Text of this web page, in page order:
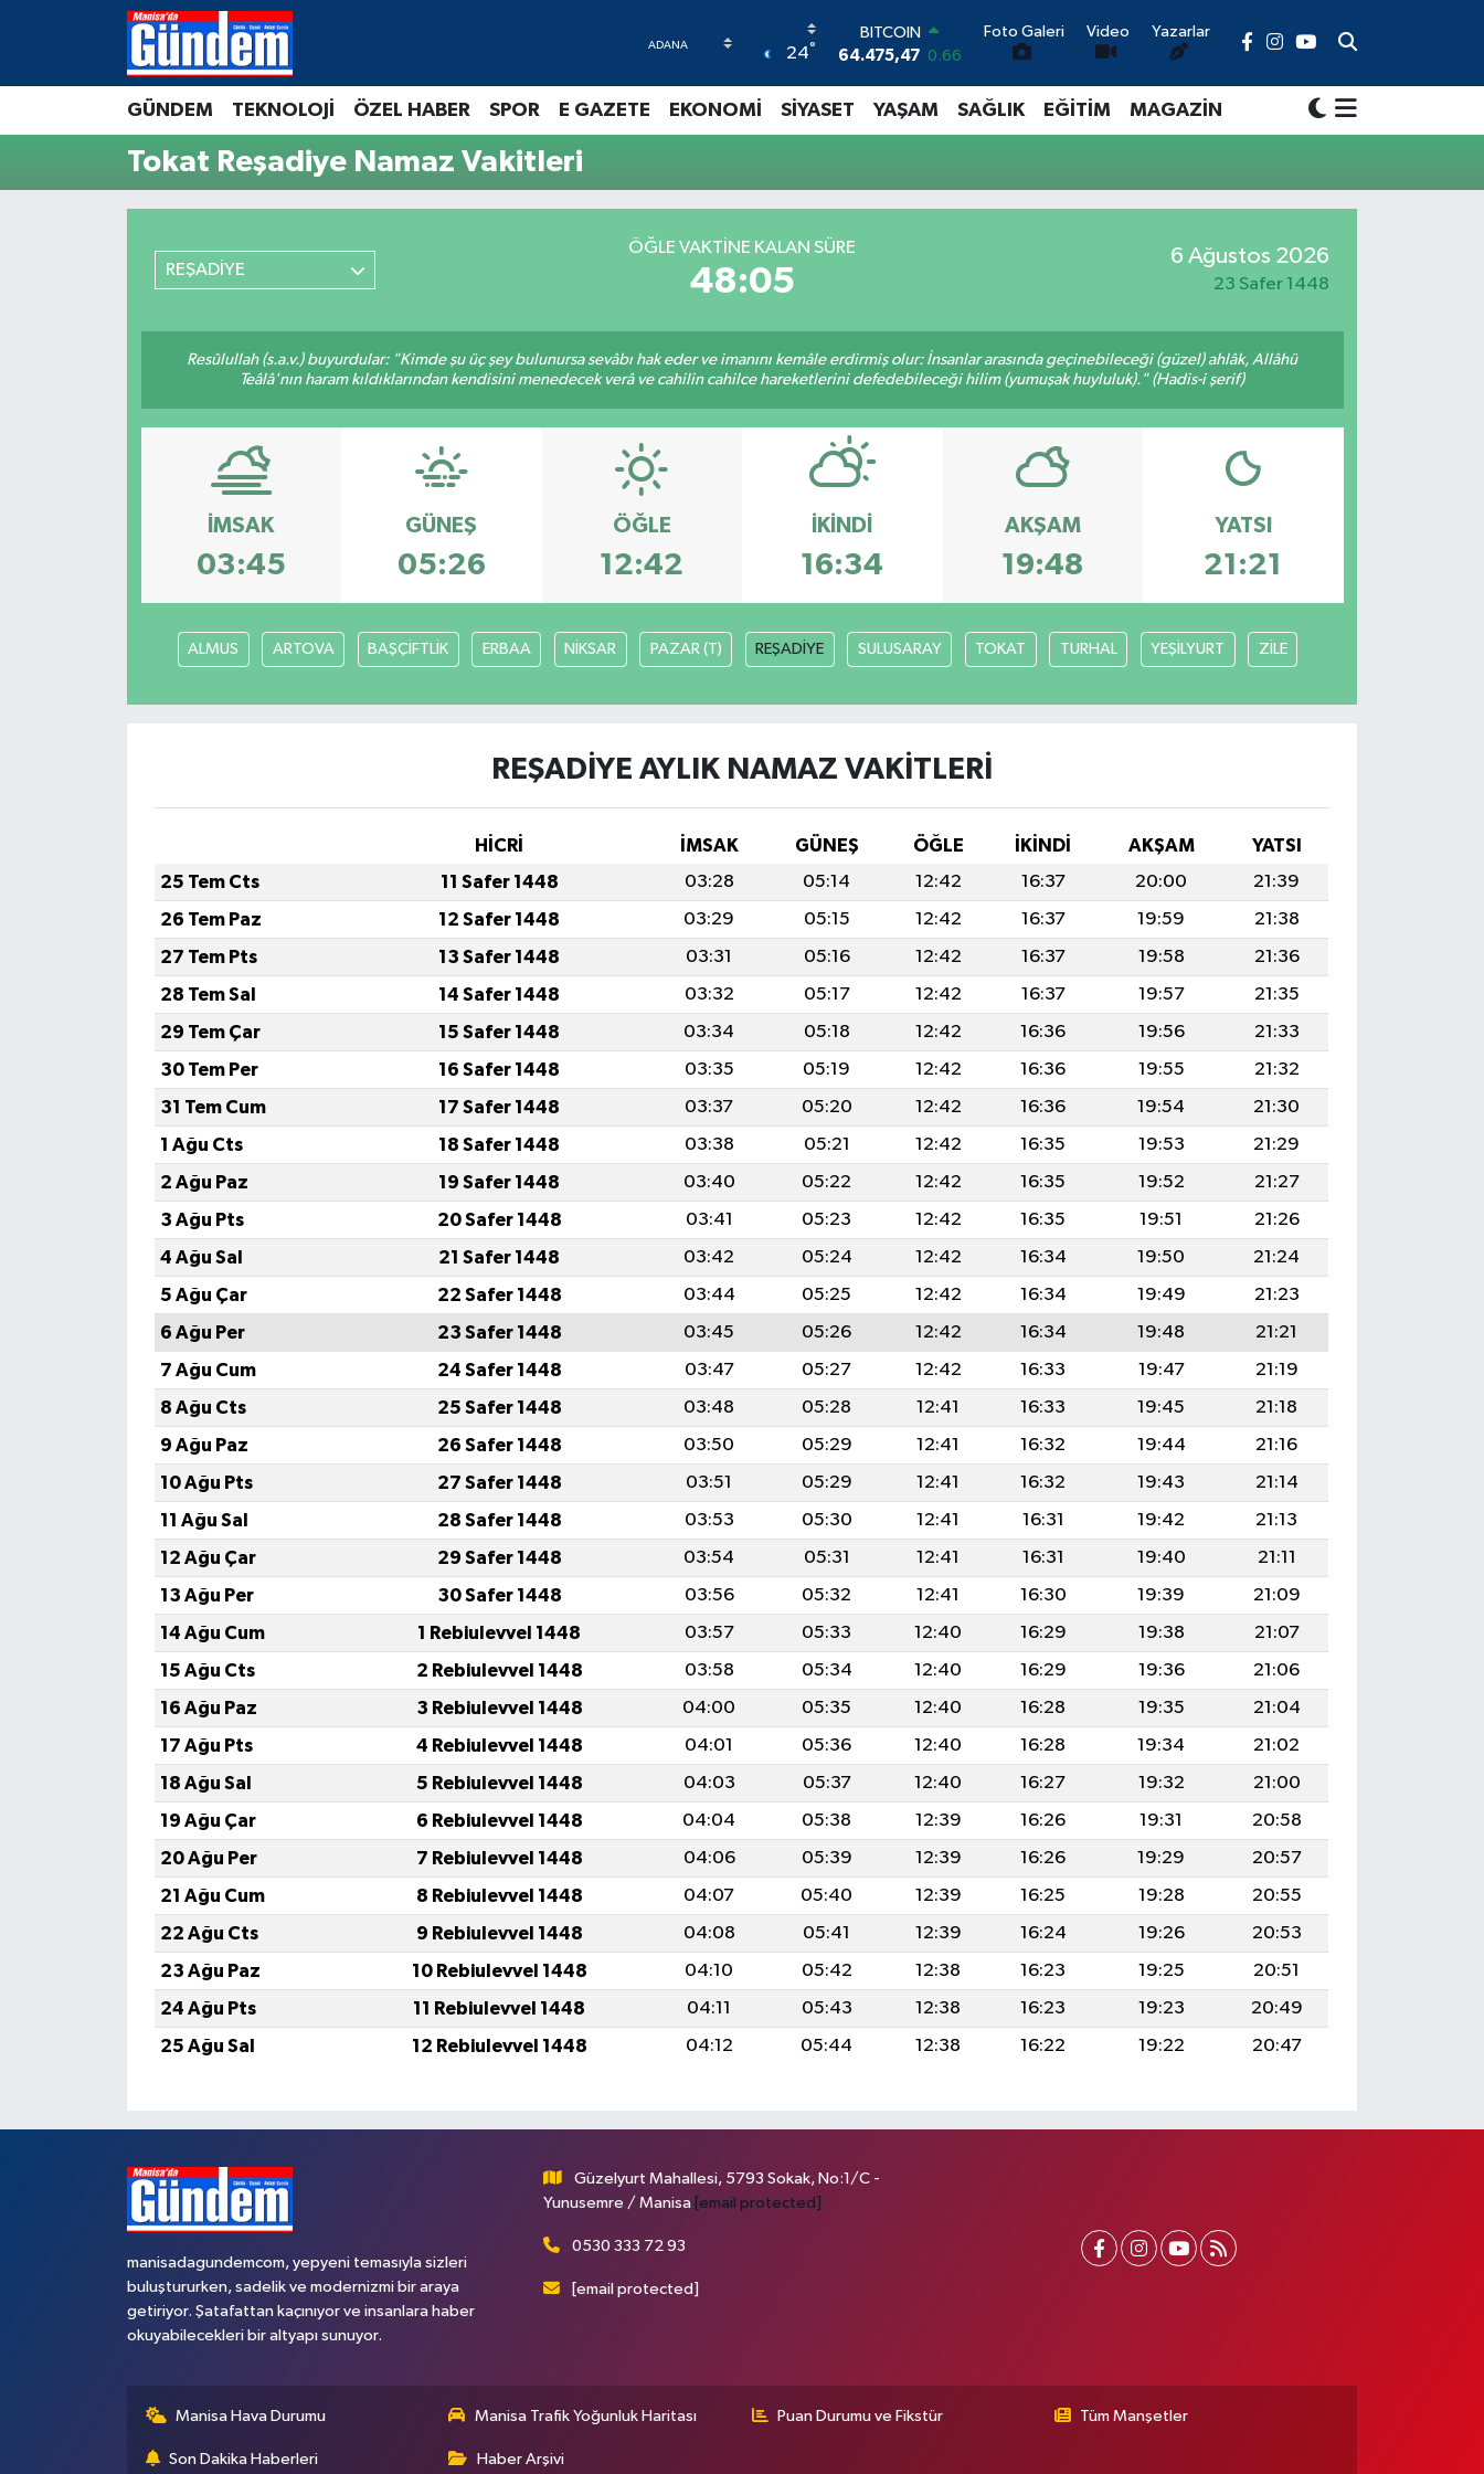
24°
BITCOIN
64.475,47 0.66
47,5971 0.05
64,2534 0.22
6527.85
Foto Galeri Video Yazarlar
GÜNDEM TEKNOLOJİ ÖZEL HABER SPOR E GAZETE EKONOMİ SİYASET YAŞAM SAĞLIK EĞİTİM MAGAZİN
Tokat Reşadiye Namaz Vakitleri
REŞADİYE
ÖĞLE VAKTINE KALAN SÜRE
48:04
6 Ağustos 2026
23 Safer 1448
Resûlullah (s.a.v.) buyurdular: "Kimde şu üç şey bulunursa sevâbı hak eder ve imanını kemâle erdirmiş olur: İnsanlar arasında geçinebileceği (güzel) ahlâk, Allâhü
Teâlâ'nın haram kıldıklarından kendisini menedecek verâ ve cahilin cahilce hareketlerini defedebileceği hilim (yumuşak huyluluk)." (Hadis-i şerif)
İMSAK
03:45
GÜNEŞ
05:26
ÖĞLE
12:42
İKINDI
16:34
AKŞAM
19:48
YATSI
21:21
ALMUS ARTOVA BAŞÇİFTLİK ERBAA NİKSAR PAZAR (T) REŞADİYE SULUSARAY TOKAT TURHAL YEŞİLYURT ZİLE
REŞADİYE AYLIK NAMAZ VAKITLERI
HİCRİ İMSAK GÜNEŞ ÖĞLE İKINDI AKŞAM
YATSI
25 Tem Cts
11 Safer 1448 03:28 05:14 12:42 16:37 20:00
21:39
26 Tem Paz
12 Safer 1448 03:29 05:15 12:42 16:37 19:59
21:38
27 Tem Pts
13 Safer 1448 03:31 05:16 12:42 16:37 19:58
21:36
28 Tem Sal
14 Safer 1448 03:32 05:17 12:42 16:37 19:57
21:35
29 Tem Çar
15 Safer 1448 03:34 05:18 12:42 16:36 19:56
21:33
30 Tem Per
16 Safer 1448 03:35 05:19 12:42 16:36 19:55
21:32
31 Tem Cum
17 Safer 1448 03:37 05:20 12:42 16:36 19:54
21:30
1 Ağu Cts
18 Safer 1448 03:38 05:21 12:42 16:35 19:53
21:29
2 Ağu Paz
19 Safer 1448 03:40 05:22 12:42 16:35 19:52
21:27
3 Ağu Pts
20 Safer 1448 03:41 05:23 12:42 16:35 19:51
21:26
4 Ağu Sal
21 Safer 1448 03:42 05:24 12:42 16:34 19:50
21:24
5 Ağu Çar
22 Safer 1448 03:44 05:25 12:42 16:34 19:49
21:23
6 Ağu Per
23 Safer 1448 03:45 05:26 12:42 16:34 19:48
21:21
7 Ağu Cum
24 Safer 1448 03:47 05:27 12:42 16:33 19:47
21:19
8 Ağu Cts
25 Safer 1448 03:48 05:28 12:41 16:33 19:45
21:18
9 Ağu Paz
26 Safer 1448 03:50 05:29 12:41 16:32 19:44
21:16
10 Ağu Pts
27 Safer 1448 03:51 05:29 12:41 16:32 19:43
21:14
11 Ağu Sal
28 Safer 1448 03:53 05:30 12:41 16:31 19:42
21:13
12 Ağu Çar
29 Safer 1448 03:54 05:31 12:41 16:31 19:40
21:11
13 Ağu Per
30 Safer 1448 03:56 05:32 12:41 16:30 19:39
21:09
14 Ağu Cum
1 Rebiulevvel 1448 03:57 05:33 12:40 16:29 19:38
21:07
15 Ağu Cts
2 Rebiulevvel 1448 03:58 05:34 12:40 16:29 19:36
21:06
16 Ağu Paz
3 Rebiulevvel 1448 04:00 05:35 12:40 16:28 19:35
21:04
17 Ağu Pts
4 Rebiulevvel 1448 04:01 05:36 12:40 16:28 19:34
21:02
18 Ağu Sal
5 Rebiulevvel 1448 04:03 05:37 12:40 16:27 19:32
21:00
19 Ağu Çar
6 Rebiulevvel 1448 04:04 05:38 12:39 16:26 19:31
20:58
20 Ağu Per
7 Rebiulevvel 1448 04:06 05:39 12:39 16:26 19:29
20:57
21 Ağu Cum
8 Rebiulevvel 1448 04:07 05:40 12:39 16:25 19:28
20:55
22 Ağu Cts
9 Rebiulevvel 1448 04:08 05:41 12:39 16:24 19:26
20:53
23 Ağu Paz
10 Rebiulevvel 1448 04:10 05:42 12:38 16:23 19:25
20:51
24 Ağu Pts
11 Rebiulevvel 1448 04:11 05:43 12:38 16:23 19:23
20:49
25 Ağu Sal
12 Rebiulevvel 1448 04:12 05:44 12:38 16:22 19:22 20:47
manisadagundemcom, yepyeni temasıyla sizleri
buluştururken, sadelik ve modernizmi bir araya
getiriyor. Şatafattan kaçınıyor ve insanlara haber
okuyabilecekleri bir altyapı sunuyor.
Güzelyurt Mahallesi, 5793 Sokak, No:1/C -
Yunusemre / Manisa [email protected]
0530 333 72 93
[email protected]
Manisa Hava Durumu Manisa Trafik Yoğunluk Haritası Puan Durumu ve Fikstür Tüm Manşetler
Son Dakika Haberleri Haber Arşivi
Manisa Hava Durumu
Manisa Trafik Yoğunluk Haritası
Süper Lig Puan Durumu ve Fikstür
Tüm Manşetler